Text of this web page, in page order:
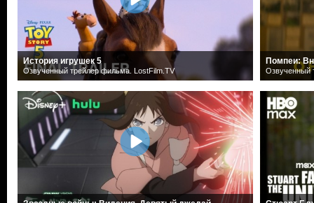
История игрушек 5
Озвученный трейлер фильма. LostFilm.TV
Помпеи:
Озвученный